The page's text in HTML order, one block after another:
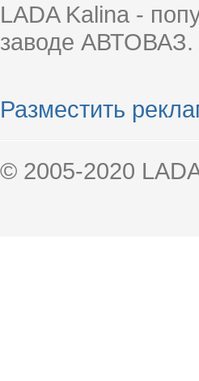
LADA Kalina -
заводе АВТОВАЗ.
Разместить
© 2005-2020